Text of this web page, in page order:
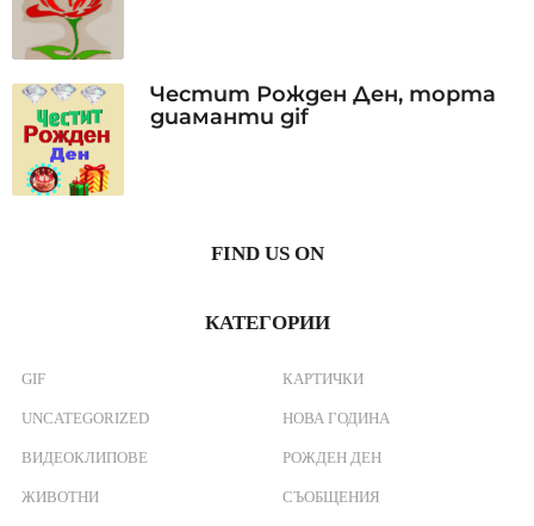
Честит Рожден Ден, торта
диаманти gif
FIND US ON
КАТЕГОРИИ
GIF
UNCATEGORIZED
ВИДЕОКЛИПОВЕ
ЖИВОТНИ
КАРТИЧКИ
НОВА ГОДИНА
РОЖДЕН ДЕН
СЪОБЩЕНИЯ